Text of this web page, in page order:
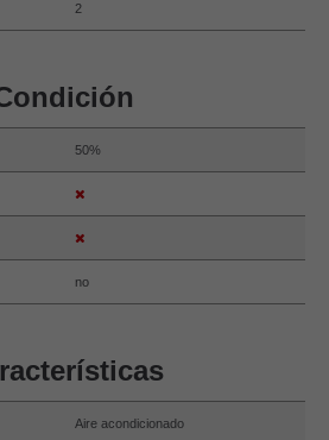
2
50%
no
Aire acondicionado